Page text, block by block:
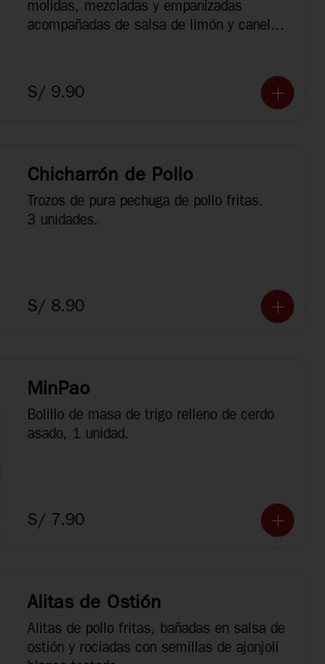
molidas, mezcladas y empanizadas
acompañadas de salsa de limón y canela
S/ 9.90
Chicharrón de Pollo
Trozos de pura pechuga de pollo fritas.
3 unidades.
S/ 8.90
MinPao
Bolillo de masa de trigo relleno de cerdo
asado, 1 unidad.
S/ 7.90
Alitas de Ostión
Alitas de pollo fritas, bañadas en salsa de
ostión y rociadas con semillas de ajonjoli